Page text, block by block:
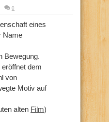
0
eines
Name
Bewegung.
dem
von
Motiv auf
alten Film)